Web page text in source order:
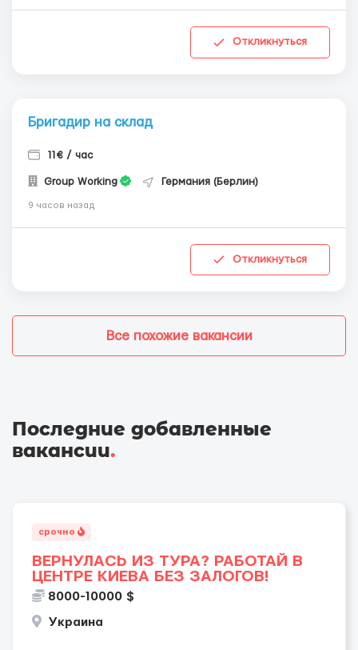
Откликнуться
Бригадир на склад
11€ / час
Group Working Германия (Берлин)
9 часов назад
Откликнуться
Все похожие вакансии
Последние добавленные
вакансии.
срочно
ВЕРНУЛАСЬ ИЗ ТУРА? РАБОТАЙ В
ЦЕНТРЕ КИЕВА БЕЗ ЗАЛОГОВ!
8000-10000 $
Украина